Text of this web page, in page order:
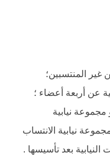
عن أربعة أعضاء ؛
نيابية
نيابية الانتساب
بعد تأسيسها .